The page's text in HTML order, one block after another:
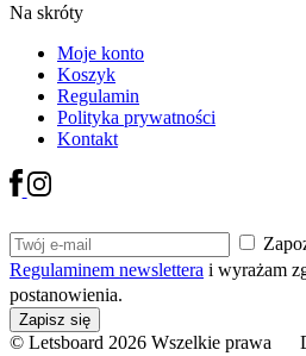
Na skróty
Moje konto
Koszyk
Regulamin
Polityka prywatności
Kontakt
Regulaminem newslettera i wyrażam
postanowienia.
© Letsboard 2026 Wszelkie prawa